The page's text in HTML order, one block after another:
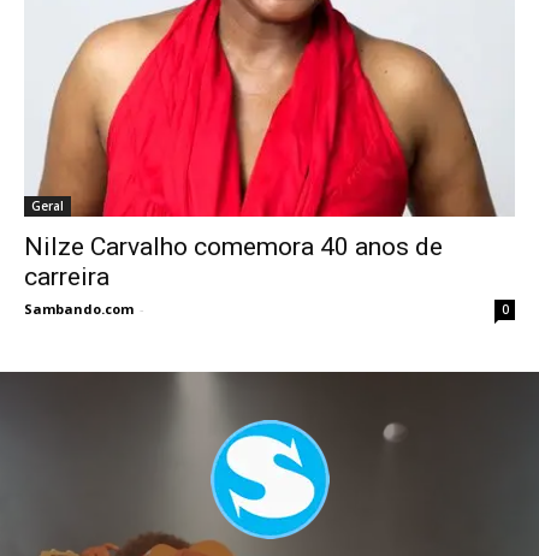
Geral
Nilze Carvalho comemora 40 anos de
carreira
Sambando.com - 0